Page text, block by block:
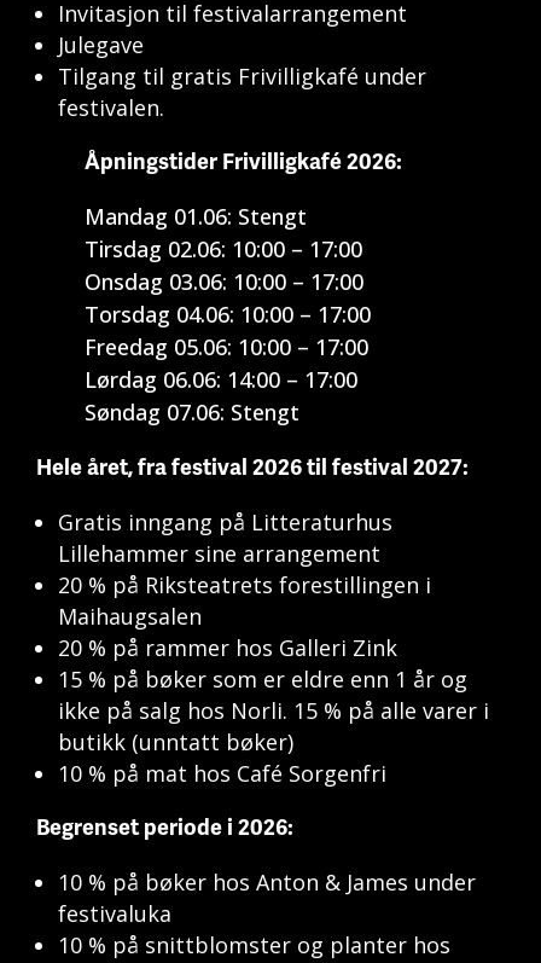
Invitasjon til festivalarrangement
Julegave
Tilgang til gratis Frivilligkafé under
festivalen.
Åpningstider Frivilligkafé 2026:
Mandag 01.06: Stengt
Tirsdag 02.06: 10:00 – 17:00
Onsdag 03.06: 10:00 – 17:00
Torsdag 04.06: 10:00 – 17:00
Freedag 05.06: 10:00 – 17:00
Lørdag 06.06: 14:00 – 17:00
Søndag 07.06: Stengt
Hele året, fra festival 2026 til festival 2027:
Gratis inngang på Litteraturhus
Lillehammer sine arrangement
20 % på Riksteatrets forestillingen i
Maihaugsalen
20 % på rammer hos Galleri Zink
15 % på bøker som er eldre enn 1 år og
ikke på salg hos Norli. 15 % på alle varer i
butikk (unntatt bøker)
10 % på mat hos Café Sorgenfri
Begrenset periode i 2026:
10 % på bøker hos Anton & James under
festivaluka
10 % på snittblomster og planter hos